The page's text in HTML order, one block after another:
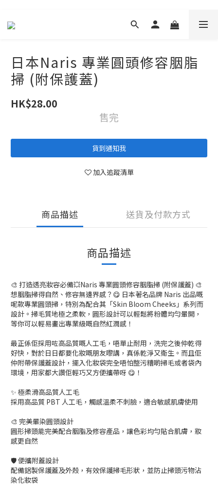
日本Naris 專業圓頭修容胭脂
掃 (附保護蓋)
HK$28.00
售完
貨到通知我
加入追蹤清單
商品描述 送貨及付款方式
商品描述
🎨 打造透亮妝容必備💥Naris 專業圓頭修容胭脂掃 (附保護蓋) 🎨
想胭脂掃得自然、修容無邊界感？😋 日本著名品牌 Naris 出品嘅
呢款專業圓頭掃，特別為配合其「Skin Bloom Cheeks」系列而
設計。掃毛質地極之柔軟，圓形設計可以輕鬆將粉體均勻暈開，
等你可以輕易畫出專業級嘅自然紅潤感！
最正係佢採用咗高品質嘅人工毛，唔單止耐用，洗完之後仲乾得
好快，對於日日都要化妝嘅朋友嚟講，真係乾淨又衛生。而且佢
仲附帶保護蓋設計，擺入化妝袋完全唔怕整污糟啲掃毛或者袋內
環境，用家都大讚佢輕巧又方便攜帶呀 😋！
✨ 極柔滑高品質人工毛
採用高品質 PBT 人工毛，觸感溫柔不刺臉，適合敏感肌膚使用
🎨 完美暈染圓頭設計
圓形掃頭能完美配合胭脂及修容產品，讓色彩均勻貼合肌膚，妝
感更自然
🛡️ 便攜附蓋設計
配備鋁製保護蓋及外殼，有效保護掃毛形狀，並防止掃頭污物沾
染化妝袋